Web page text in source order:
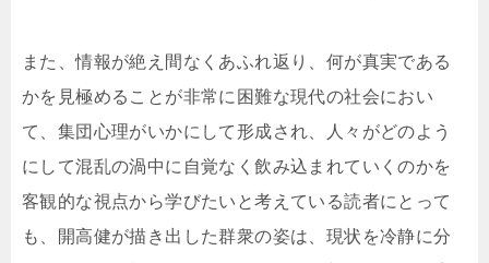
また、情報が絶え間なくあふれ返り、何が真実である
かを見極めることが非常に困難な現代の社会におい
て、集団心理がいかにして形成され、人々がどのよう
にして混乱の渦中に自覚なく飲み込まれていくのかを
客観的な視点から学びたいと考えている読者にとって
も、開高健が描き出した群衆の姿は、現状を冷静に分